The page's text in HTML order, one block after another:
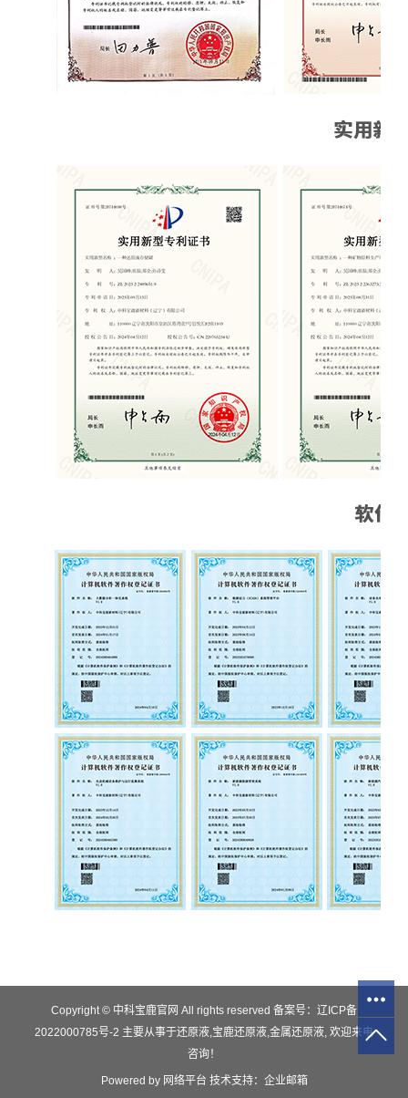
Copyright © 中科宝鹿官网 All rights reserved 备案号： 辽ICP备
2022000785号-2 主要从事于还原液,宝鹿还原液,金属还原液, 欢迎来电
咨询！
Powered by 网络平台 技术支持： 企业邮箱